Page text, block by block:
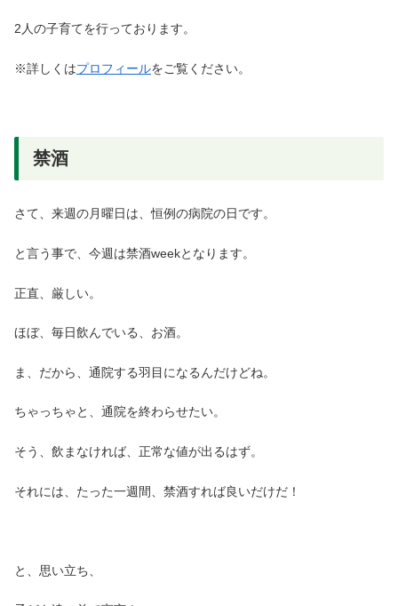
2人の子育てを行っております。
※詳しくはプロフィールをご覧ください。
禁酒
さて、来週の月曜日は、恒例の病院の日です。
と言う事で、今週は禁酒weekとなります。
正直、厳しい。
ほぼ、毎日飲んでいる、お酒。
ま、だから、通院する羽目になるんだけどね。
ちゃっちゃと、通院を終わらせたい。
そう、飲まなければ、正常な値が出るはず。
それには、たった一週間、禁酒すれば良いだけだ！
と、思い立ち、